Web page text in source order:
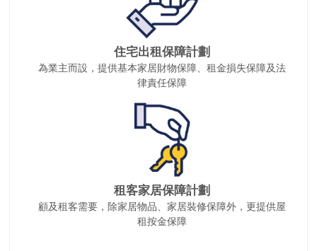
住宅出租保障計劃
為業主而設，提供基本家居財物保障、租金損失保障及法
律責任保障
租客家居保障計劃
顧及租客需要，除家居物品、家居裝修保障外，更提供屋
租按金保障